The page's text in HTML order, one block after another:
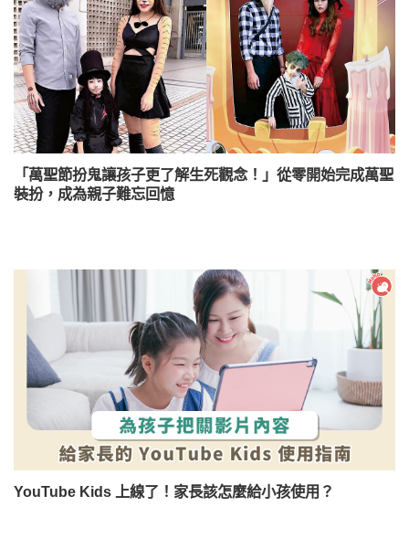
「萬聖節扮鬼讓孩子更了解生死觀念！」從零開始完成萬聖
裝扮，成為親子難忘回憶
YouTube Kids 上線了！家長該怎麼給小孩使用？